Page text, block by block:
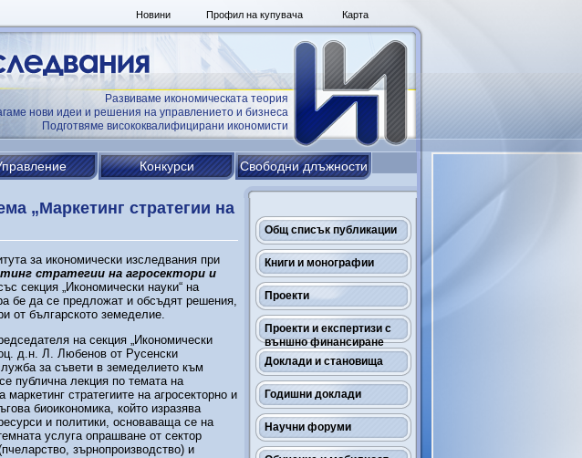
Карта
Профил на купувача
Новини
Развиваме икономическата теория
нови идеи и решения на управлението и бизнеса
Подготвяме висококвалифицирани икономисти
Конкурси Свободни длъжности
Общ списък публикации
Книги и монографии
Проекти
Проекти и експертизи с
външно финансиране
Доклади и становища
Годишни доклади
Научни форуми
„Маркетинг стратегии на
за икономически изследвания при
стратегии на агросектори и
секция „Икономически науки“ на
бе да се предложат и обсъдят решения,
от българското земеделие.
на секция „Икономически
д.н. Л. Любенов от Русенски
за съвети в земеделието към
публична лекция по темата на
стратегиите на агросекторно и
биоикономика, който изразява
и политики, основаваща се на
услуга опрашване от сектор
зърнопроизводство) и